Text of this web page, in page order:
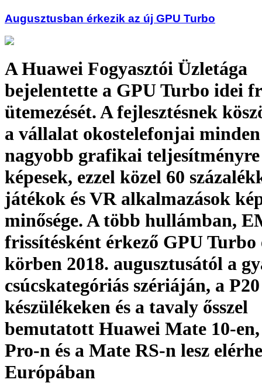
Augusztusban érkezik az új GPU Turbo
A Huawei Fogyasztói Üzletága
bejelentette a GPU Turbo idei
ütemezését. A fejlesztésnek
a vállalat okostelefonjai
nagyobb grafikai teljesítményre
képesek, ezzel közel 60
játékok és VR alkalmazások
minősége. A több hullámban,
frissítésként érkező GPU Turbo
körben 2018. augusztusától a
csúcskategóriás szériáján, a P20
készülékeken és a tavaly ősszel
bemutatott Huawei Mate 10-
Pro-n és a Mate RS-n lesz
Európában